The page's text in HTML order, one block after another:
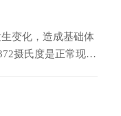
变化，造成基础体
摄氏度是正常现
状可以服用生姜和
。此外，用物理降